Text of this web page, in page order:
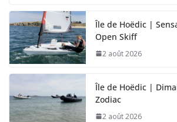
Île de Hoëdic |
Open Skiff
2 août 2026
Île de Hoëdic |
Zodiac
2 août 2026